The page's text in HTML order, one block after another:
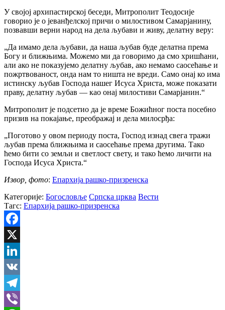
У својој архипастирској беседи, Митрополит Теодосије
говорио је о јеванђелској причи о милостивом Самарјанину,
позвавши верни народ на дела љубави и живу, делатну веру:
„Да имамо дела љубави, да наша љубав буде делатна према
Богу и ближњима. Можемо ми да говоримо да смо хришћани,
али ако не показујемо делатну љубав, ако немамо саосећање и
пожртвованост, онда нам то ништа не вреди. Само онај ко има
истинску љубав Господа нашег Исуса Христа, може показати
праву, делатну љубав — као онај милостиви Самарјанин.“
Митрополит је подсетио да је време Божићног поста посебно
призив на покајање, преображај и дела милосрђа:
„Поготово у овом периоду поста, Господ изнад свега тражи
љубав према ближњима и саосећање према другима. Тако
ћемо бити со земљи и светлост свету, и тако ћемо личити на
Господа Исуса Христа.“
Извор, фото: Епархија рашко-призренска
Категорије: Богословље Српска црква Вести
Тагс: Епархија рашко-призренска
Facebook
X
LinkedIn
VK
Telegram